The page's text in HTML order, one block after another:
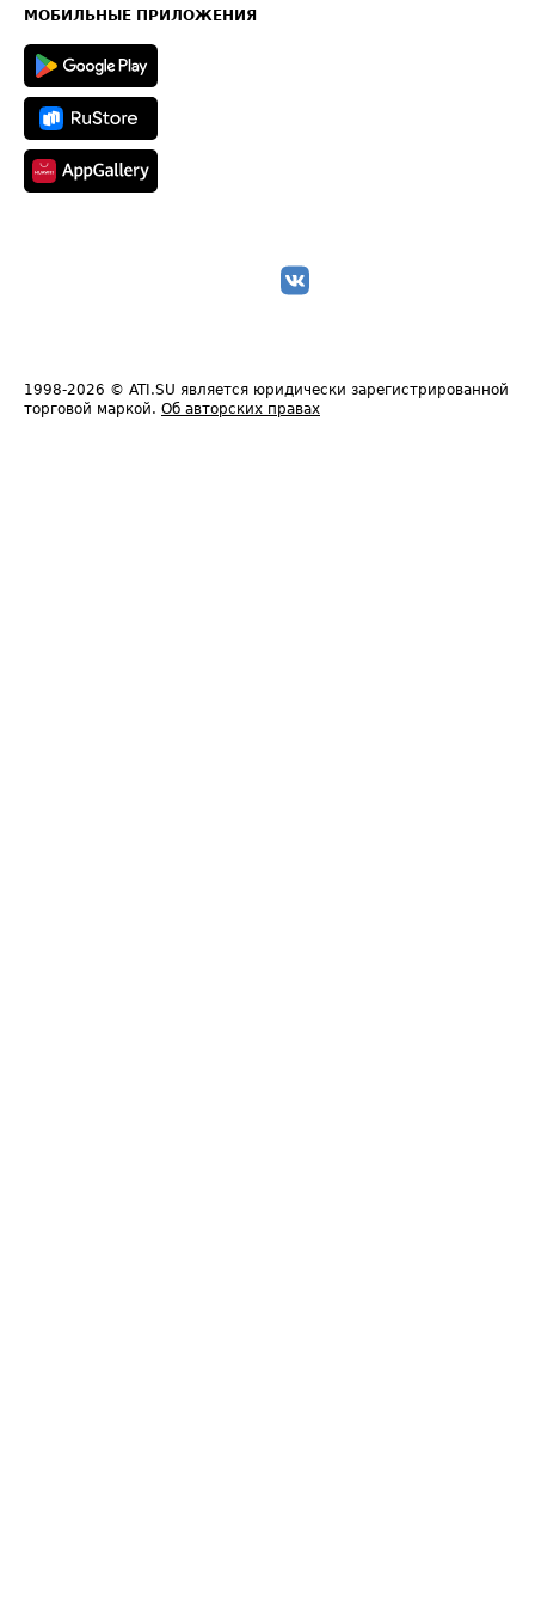
Техническая информация
МОБИЛЬНЫЕ ПРИЛОЖЕНИЯ
1998-2026 © ATI.SU является юридически зарегистрированной
торговой маркой. Об авторских правах